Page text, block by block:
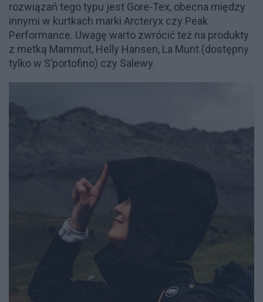
rozwiązań tego typu jest Gore-Tex, obecna między
innymi w kurtkach marki Arcteryx czy Peak
Performance. Uwagę warto zwrócić też na produkty
z metką Mammut, Helly Hansen, La Munt (dostępny
tylko w S’portofino) czy Salewy.